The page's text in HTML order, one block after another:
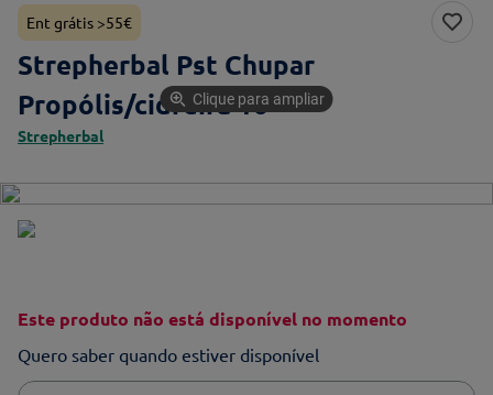
Ent grátis >55€
Strepherbal Pst Chupar
Propólis/cidreira 16
Strepherbal
Clique para ampliar
Este produto não está disponível no momento
Quero saber quando estiver disponível